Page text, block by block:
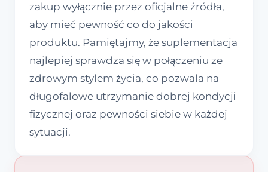
zakup wyłącznie przez oficjalne źródła,
aby mieć pewność co do jakości
produktu. Pamiętajmy, że suplementacja
najlepiej sprawdza się w połączeniu ze
zdrowym stylem życia, co pozwala na
długofalowe utrzymanie dobrej kondycji
fizycznej oraz pewności siebie w każdej
sytuacji.